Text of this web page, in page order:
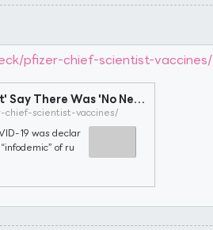
pfizer-chief-scientist-vaccines/
Did Pfizer's Former 'Chief Scientist' Say There Was 'No Need for Vaccines'? | Snopes.com
chief-scientist-vaccines/
19 was declar
of ru
Find out what